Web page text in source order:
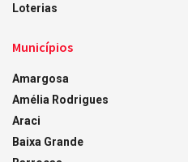
Loterias
Municípios
Amargosa
Amélia Rodrigues
Araci
Baixa Grande